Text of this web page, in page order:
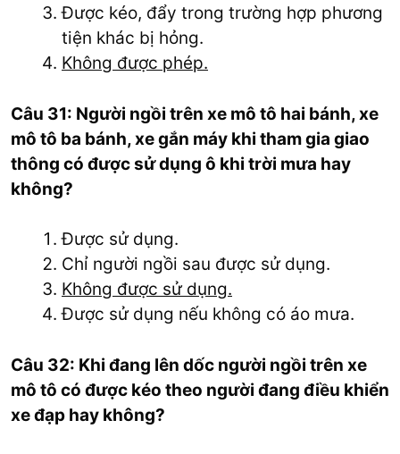
Được kéo, đẩy trong trường hợp phương
tiện khác bị hỏng.
Không được phép.
Câu 31: Người ngồi trên xe mô tô hai bánh, xe
mô tô ba bánh, xe gắn máy khi tham gia giao
thông có được sử dụng ô khi trời mưa hay
không?
Được sử dụng.
Chỉ người ngồi sau được sử dụng.
Không được sử dụng.
Được sử dụng nếu không có áo mưa.
Câu 32: Khi đang lên dốc người ngồi trên xe
mô tô có được kéo theo người đang điều khiển
xe đạp hay không?